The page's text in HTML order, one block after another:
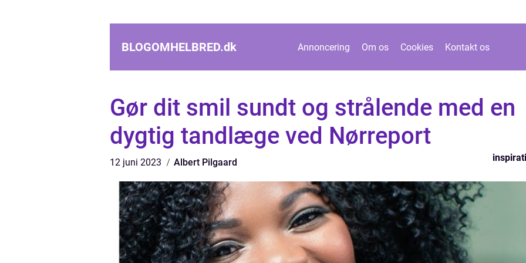
BLOGOMHELBRED.dk Annoncering Om os Cookies Kontakt os
Gør dit smil sundt og strålende med en
dygtig tandlæge ved Nørreport
12 juni 2023 Albert Pilgaard